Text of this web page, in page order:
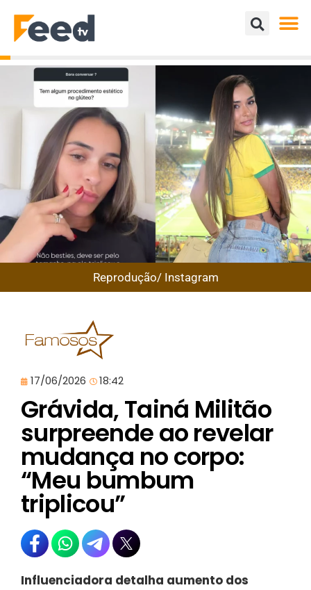
Reprodução/ Instagram
17/06/2026 18:42
Grávida, Tainá Militão
surpreende ao revelar
mudança no corpo:
“Meu bumbum
triplicou”
Influenciadora detalha aumento dos